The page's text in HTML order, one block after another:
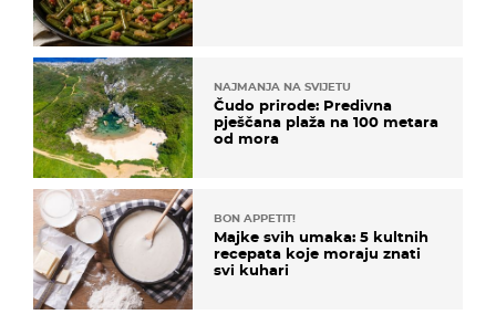
NAJMANJA NA SVIJETU
Čudo prirode: Predivna
pješčana plaža na 100 metara
od mora
BON APPETIT!
Majke svih umaka: 5 kultnih
recepata koje moraju znati
svi kuhari